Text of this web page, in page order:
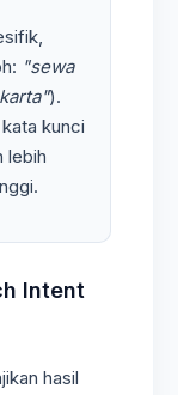
"sewa
).
kunci
lebih
Intent
hasil